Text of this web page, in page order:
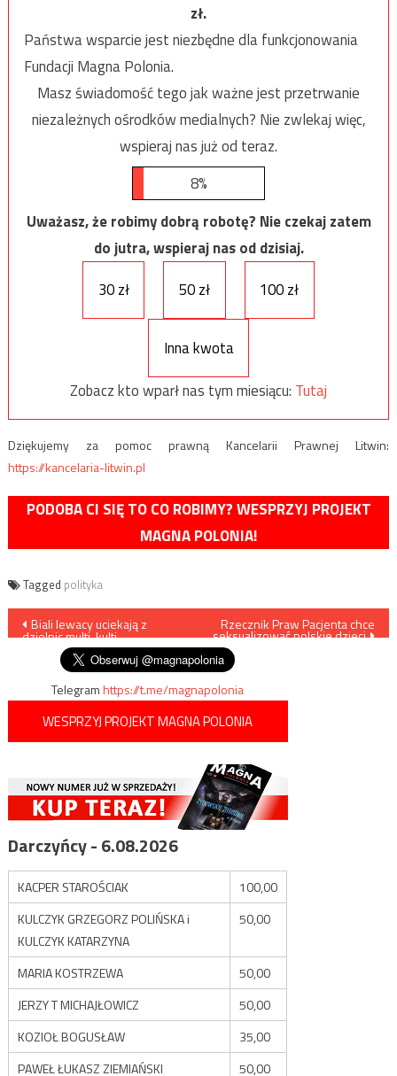
zł.
Państwa wsparcie jest niezbędne dla funkcjonowania
Fundacji Magna Polonia.
Masz świadomość tego jak ważne jest przetrwanie
niezależnych ośrodków medialnych? Nie zwlekaj więc,
wspieraj nas już od teraz.
8%
Uważasz, że robimy dobrą robotę? Nie czekaj zatem
do jutra, wspieraj nas od dzisiaj.
30 zł
50 zł 100 zł
Inna kwota
Zobacz kto wparł nas tym miesiącu: Tutaj
Dziękujemy za pomoc prawną Kancelarii Prawnej Litwin:
https://kancelaria-litwin.pl
PODOBA CI SIĘ TO CO ROBIMY? WESPRZYJ PROJEKT
MAGNA POLONIA!
Tagged polityka
Nawigacja
wpisu
Biali lewacy uciekają z
dzielnic multi-kulti
Rzecznik Praw Pacjenta chce
seksualizować polskie dzieci
Telegramhttps://t.me/magnapolonia
WESPRZYJ PROJEKT MAGNA POLONIA
Darczyńcy - 6.08.2026
KACPER STAROŚCIAK
100,00
KULCZYK GRZEGORZ POLIŃSKA i
KULCZYK KATARZYNA
50,00
MARIA KOSTRZEWA
50,00
JERZY T MICHAJŁOWICZ
50,00
KOZIOŁ BOGUSŁAW
35,00
PAWEŁ ŁUKASZ ZIEMIAŃSKI
50,00